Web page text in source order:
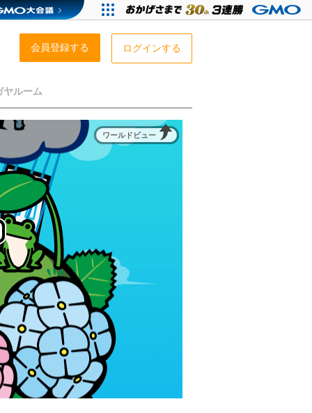
会員登録する ログインする
ヤルーム
ワールドビュー